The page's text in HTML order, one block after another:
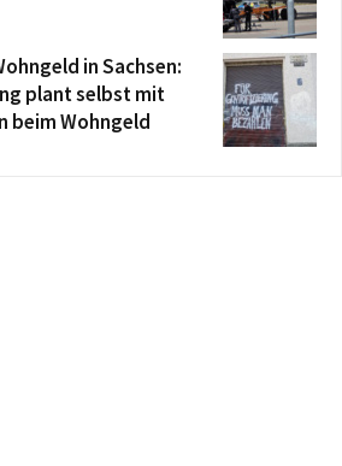
in Sachsen:
plant selbst mit
beim Wohngeld